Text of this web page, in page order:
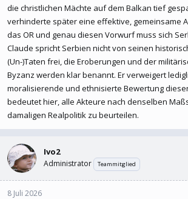
die christlichen Mächte auf dem Balkan tief
verhinderte später eine effektive, gemeinsame
das OR und genau diesen Vorwurf muss sich
Claude spricht Serbien nicht von seinen
(Un-)Taten frei, die Eroberungen und der
Byzanz werden klar benannt. Er verweigert
moralisierende und ethnisierte Bewertung
bedeutet hier, alle Akteure nach denselben
damaligen Realpolitik zu beurteilen.
Ivo2
Administrator Teammitglied
8 Juli 2026